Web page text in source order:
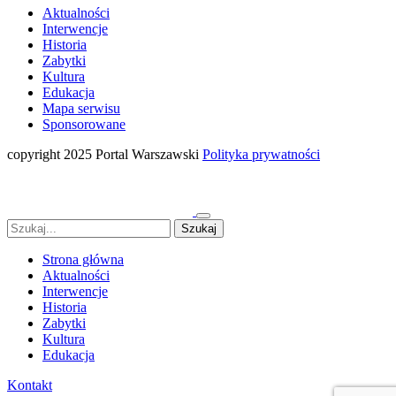
Aktualności
Interwencje
Historia
Zabytki
Kultura
Edukacja
Mapa serwisu
Sponsorowane
copyright 2025 Portal Warszawski Polityka prywatności
Strona główna
Aktualności
Interwencje
Historia
Zabytki
Kultura
Edukacja
Kontakt